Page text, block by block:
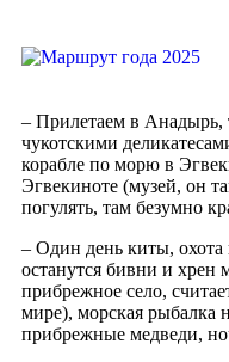
– Прилетаем в Анадырь,
чукотскими
корабле по морю в
Эгвекиноте (музей, он
погулять, там безумно
– Один день киты,
останутся бивни и хрен
прибрежное село,
мире), морская рыбалка
прибрежные медведи,